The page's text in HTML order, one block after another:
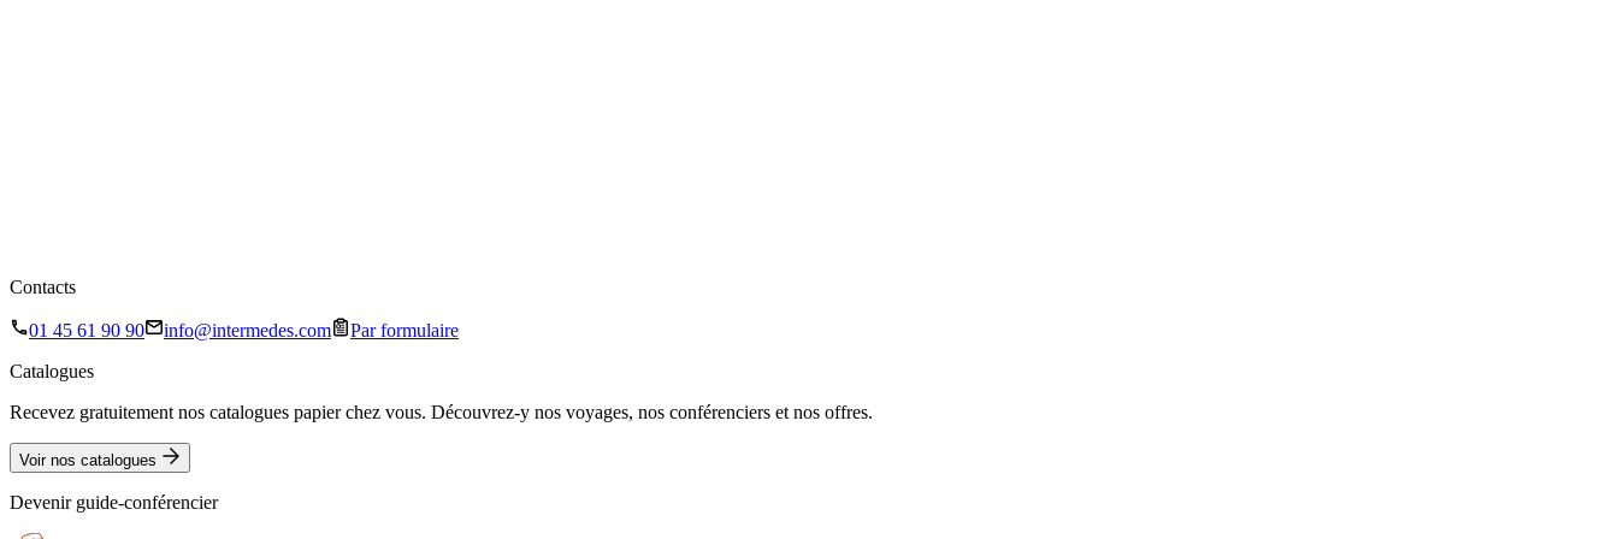
Contacts
01 45 61 90 90 info@intermedes.com
Par formulaire
Catalogues
Recevez gratuitement nos catalogues papier chez vous. Découvrez-y nos voyages, nos conférenciers et nos offres.
Voir nos catalogues
Devenir guide-conférencier